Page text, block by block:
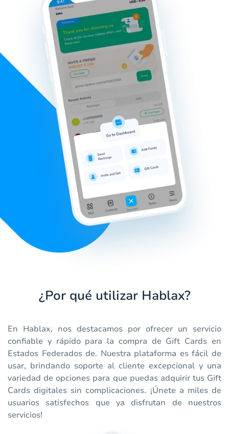
¿Por qué utilizar Hablax?
En Hablax, nos destacamos por ofrecer un servicio
confiable y rápido para la compra de Gift Cards en
Estados Federados de. Nuestra plataforma es fácil de
usar, brindando soporte al cliente excepcional y una
variedad de opciones para que puedas adquirir tus Gift
Cards digitales sin complicaciones. ¡Únete a miles de
usuarios satisfechos que ya disfrutan de nuestros
servicios!